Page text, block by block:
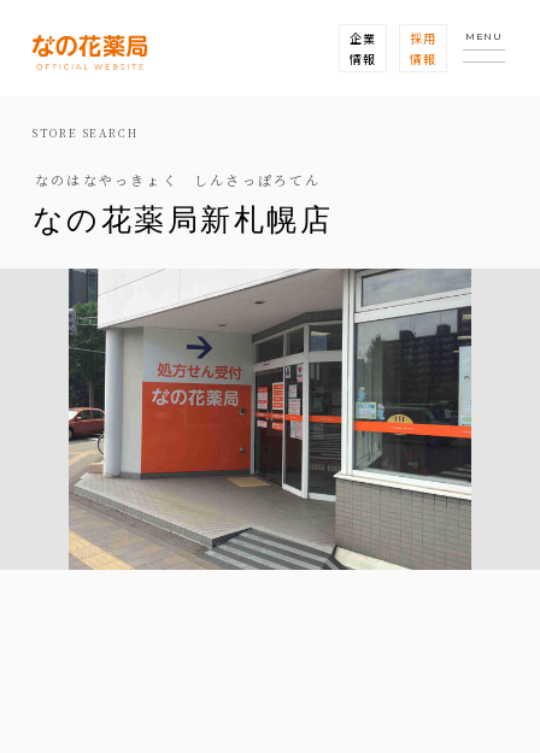
企業
情報
採用
情報
MENU
STORE SEARCH
なのはなやっきょく しんさっぽろてん
なの花薬局新札幌店